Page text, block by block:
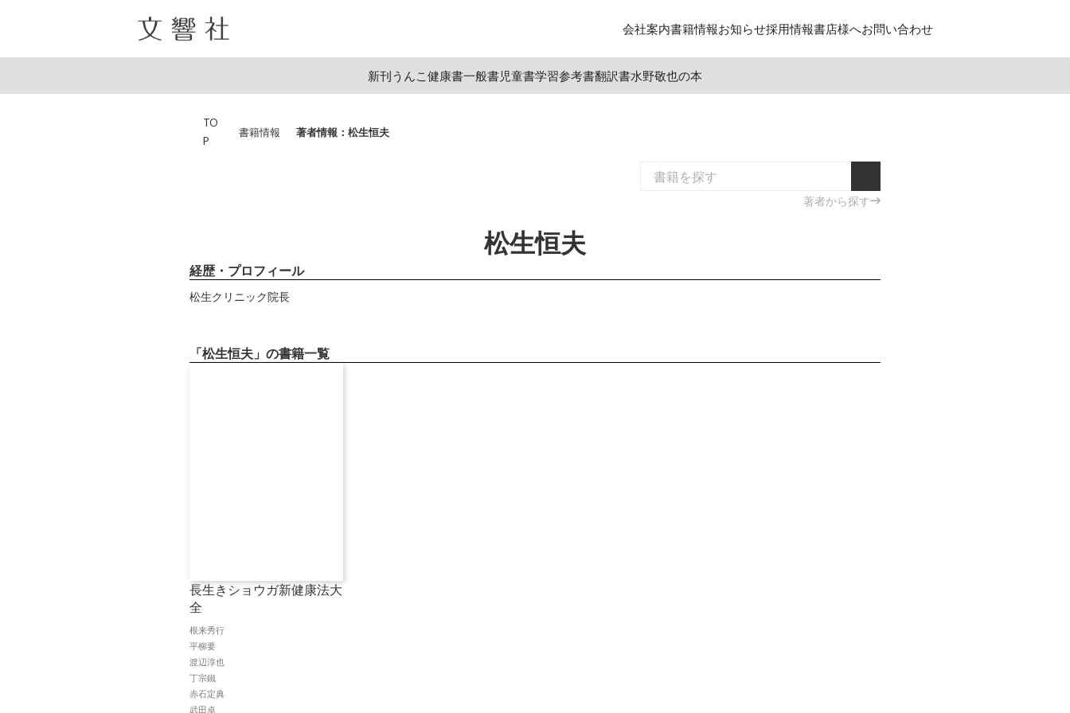
会社案内書籍情報お知らせ採用情報書店様へお問い合わせ
新刊うんこ 健康書一般書児童書学習参考書翻訳書水野敬也の本
TO
P
書籍情報 著者情報：松生恒夫
著者から探す
松生恒夫
経歴・プロフィール
松生クリニック院長
「松生恒夫」の書籍一覧
長生きショウガ新健康法大
全
根来秀行
平柳要
渡辺淳也
丁宗鐵
赤石定典
武田卓